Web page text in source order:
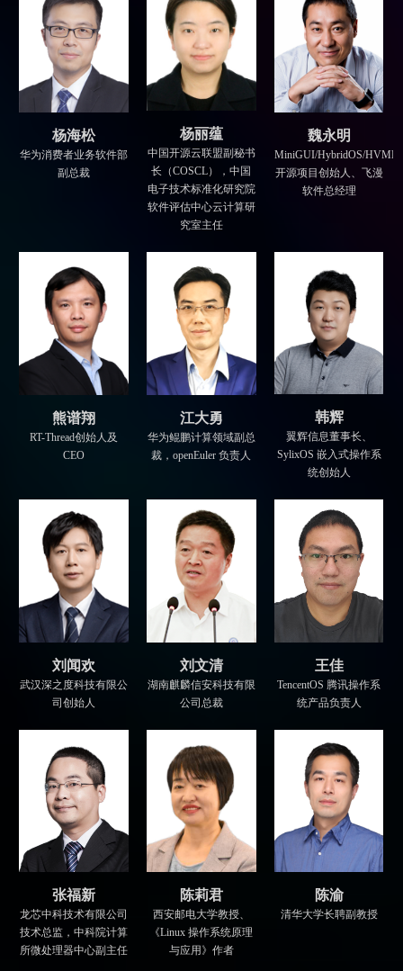
杨海松
华为消费者业务软件部
副总裁
杨丽蕴
中国开源云联盟副秘书
长（COSCL），中国
电子技术标准化研究院
软件评估中心云计算研
究室主任
魏永明
MiniGUI/HybridOS/HVML
开源项目创始人、飞漫
软件总经理
熊谱翔
RT-Thread创始人及
CEO
江大勇
华为鲲鹏计算领域副总
裁，openEuler 负责人
韩辉
翼辉信息董事长、
SylixOS 嵌入式操作系
统创始人
刘闻欢
武汉深之度科技有限公
司创始人
刘文清
湖南麒麟信安科技有限
公司总裁
王佳
TencentOS 腾讯操作系
统产品负责人
张福新
龙芯中科技术有限公司
技术总监，中科院计算
所微处理器中心副主任
陈莉君
西安邮电大学教授、
《Linux 操作系统原理
与应用》作者
陈渝
清华大学长聘副教授